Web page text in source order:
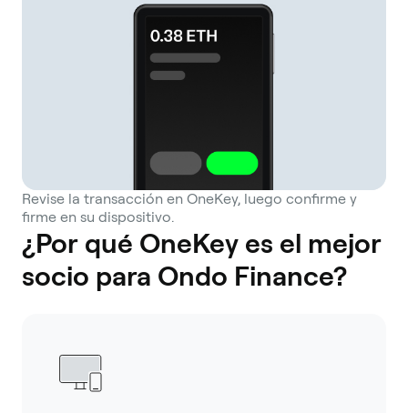
Revise la transacción en OneKey, luego confirme y
firme en su dispositivo.
¿Por qué OneKey es el mejor
socio para Ondo Finance?